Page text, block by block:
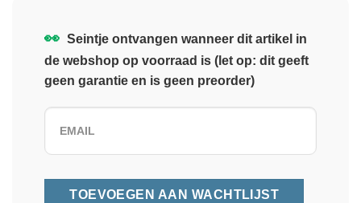
👀 Seintje ontvangen wanneer dit artikel in
de webshop op voorraad is (let op: dit geeft
geen garantie en is geen preorder)